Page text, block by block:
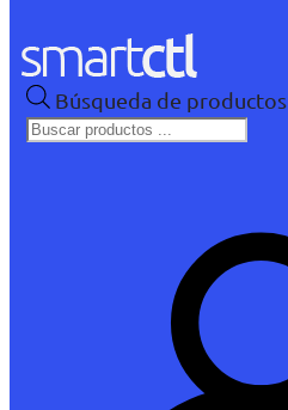
Búsqueda de productos